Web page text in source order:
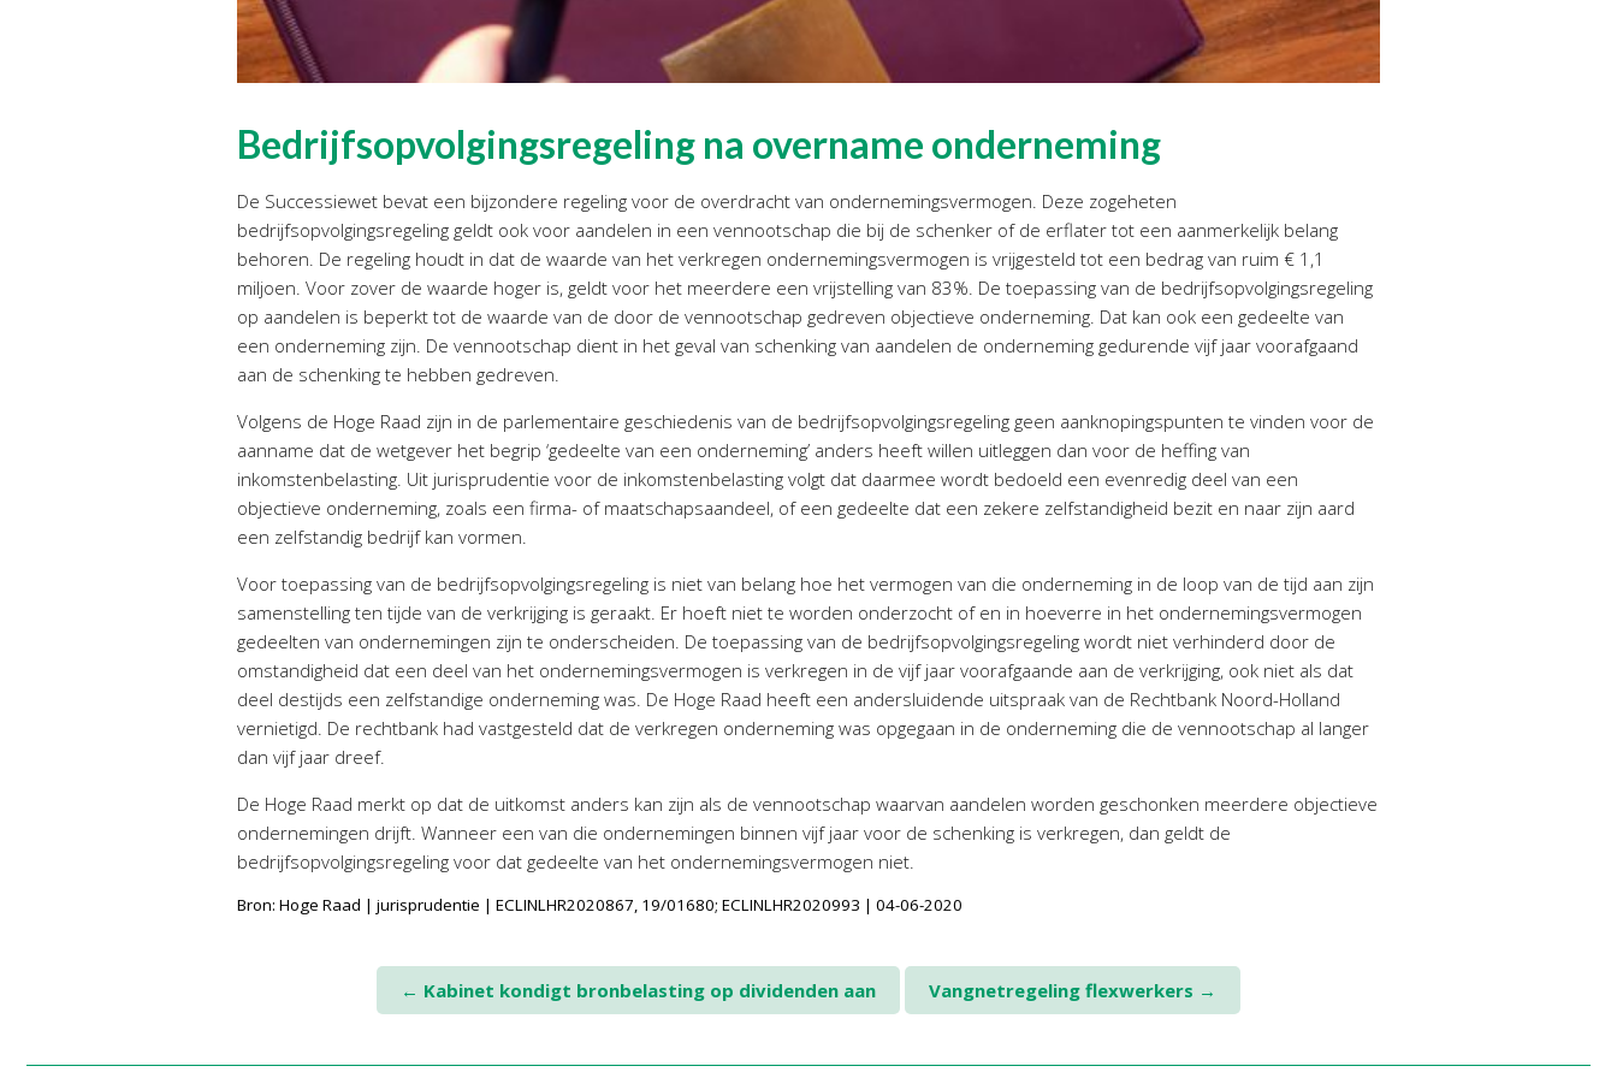
Bedrijfsopvolgingsregeling na overname onderneming
De Successiewet bevat een bijzondere regeling voor de overdracht van ondernemingsvermogen. Deze zogeheten
bedrijfsopvolgingsregeling geldt ook voor aandelen in een vennootschap die bij de schenker of de erflater tot een aanmerkelijk belang
behoren. De regeling houdt in dat de waarde van het verkregen ondernemingsvermogen is vrijgesteld tot een bedrag van ruim € 1,1
miljoen. Voor zover de waarde hoger is, geldt voor het meerdere een vrijstelling van 83%. De toepassing van de bedrijfsopvolgingsregeling
op aandelen is beperkt tot de waarde van de door de vennootschap gedreven objectieve onderneming. Dat kan ook een gedeelte van
een onderneming zijn. De vennootschap dient in het geval van schenking van aandelen de onderneming gedurende vijf jaar voorafgaand
aan de schenking te hebben gedreven.
Volgens de Hoge Raad zijn in de parlementaire geschiedenis van de bedrijfsopvolgingsregeling geen aanknopingspunten te vinden voor de
aanname dat de wetgever het begrip ‘gedeelte van een onderneming’ anders heeft willen uitleggen dan voor de heffing van
inkomstenbelasting. Uit jurisprudentie voor de inkomstenbelasting volgt dat daarmee wordt bedoeld een evenredig deel van een
objectieve onderneming, zoals een firma- of maatschapsaandeel, of een gedeelte dat een zekere zelfstandigheid bezit en naar zijn aard
een zelfstandig bedrijf kan vormen.
Voor toepassing van de bedrijfsopvolgingsregeling is niet van belang hoe het vermogen van die onderneming in de loop van de tijd aan zijn
samenstelling ten tijde van de verkrijging is geraakt. Er hoeft niet te worden onderzocht of en in hoeverre in het ondernemingsvermogen
gedeelten van ondernemingen zijn te onderscheiden. De toepassing van de bedrijfsopvolgingsregeling wordt niet verhinderd door de
omstandigheid dat een deel van het ondernemingsvermogen is verkregen in de vijf jaar voorafgaande aan de verkrijging, ook niet als dat
deel destijds een zelfstandige onderneming was. De Hoge Raad heeft een andersluidende uitspraak van de Rechtbank Noord-Holland
vernietigd. De rechtbank had vastgesteld dat de verkregen onderneming was opgegaan in de onderneming die de vennootschap al langer
dan vijf jaar dreef.
De Hoge Raad merkt op dat de uitkomst anders kan zijn als de vennootschap waarvan aandelen worden geschonken meerdere objectieve
ondernemingen drijft. Wanneer een van die ondernemingen binnen vijf jaar voor de schenking is verkregen, dan geldt de
bedrijfsopvolgingsregeling voor dat gedeelte van het ondernemingsvermogen niet.
Bron: Hoge Raad | jurisprudentie | ECLINLHR2020867, 19/01680; ECLINLHR2020993 | 04-06-2020
← Kabinet kondigt bronbelasting op dividenden aan Vangnetregeling flexwerkers →